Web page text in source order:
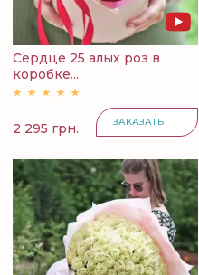
Сердце 25 алых роз в
коробке...
2 295 грн. ЗАКАЗАТЬ